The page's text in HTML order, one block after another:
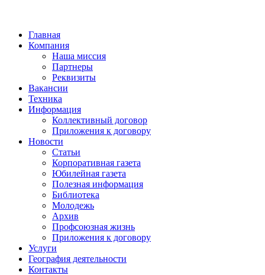
Главная
Компания
Наша миссия
Партнеры
Реквизиты
Вакансии
Техника
Информация
Коллективный договор
Приложения к договору
Новости
Статьи
Корпоративная газета
Юбилейная газета
Полезная информация
Библиотека
Молодежь
Архив
Профсоюзная жизнь
Приложения к договору
Услуги
География деятельности
Контакты